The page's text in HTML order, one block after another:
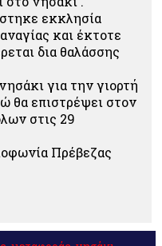
εκκλησία
και έκτοτε
δια θαλάσσης
για την γιορτή
θα επιστρέψει στον
στις 29
Πρέβεζας